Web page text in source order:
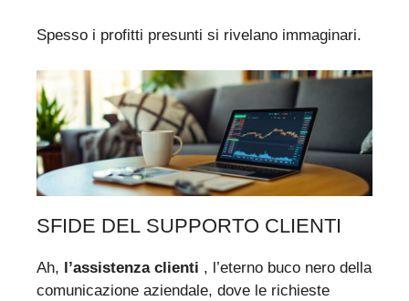
Spesso i profitti presunti si rivelano immaginari.
SFIDE DEL SUPPORTO CLIENTI
Ah, l’assistenza clienti , l’eterno buco nero della
comunicazione aziendale, dove le richieste